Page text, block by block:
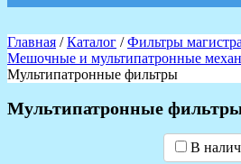
Главная /Каталог /Фильтры
Мешочные и мультипатронные
Мультипатронные фильтры
Мультипатронные
В